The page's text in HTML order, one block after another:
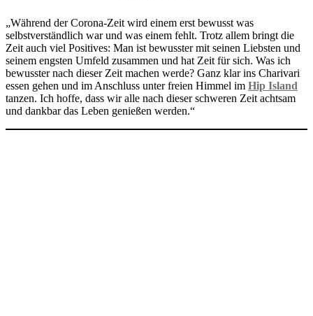
„Während der Corona-Zeit wird einem erst bewusst was
selbstverständlich war und was einem fehlt. Trotz allem bringt die
Zeit auch viel Positives: Man ist bewusster mit seinen Liebsten und
seinem engsten Umfeld zusammen und hat Zeit für sich. Was ich
bewusster nach dieser Zeit machen werde? Ganz klar ins Charivari
essen gehen und im Anschluss unter freien Himmel im Hip Island
tanzen. Ich hoffe, dass wir alle nach dieser schweren Zeit achtsam
und dankbar das Leben genießen werden.“